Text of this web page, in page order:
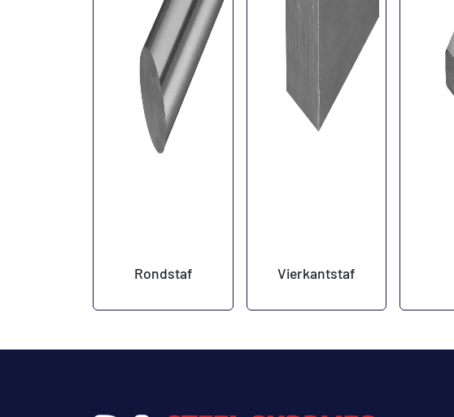
Rondstaf Vierkantstaf